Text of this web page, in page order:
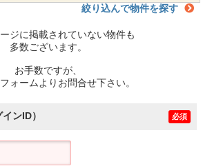
絞り込んで物件を探す
ジに掲載されていない物件も
多数ございます。
お手数ですが、
ォームよりお問合せ下さい。
ンID） 必須